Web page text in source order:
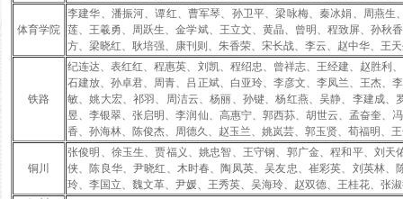
体育学院
李建华、潘振河、谭红、曹军琴、孙卫平、梁咏梅、秦冰娟、周燕
莲、王羲勇、周跃生、金学斌、王立文、黄晶、曾明、程致屏、孙秋
方、梁晓红、耿培强、康刊则、朱香荣、宋长战、李云、赵中华、王
铁路
纪连达、表红红、程惠英、刘凯、程绍忠、曾祥志、王经建、赵胜利
石建放、孙卓君、周青、吕正斌、白亚玲、李彦文、李凤兰、王杰、
敏、姚大宏、祁羽、周洁云、杨丽、孙键、杨红燕、吴静、李建成
昱、李银翠、张启明、李润仙、高惠宁、郭西荪、胡世云、孟奋奎、
香、孙海林、陈俊杰、周德久、赵玉兰、姚岚芸、郭玉贤、荀福明、
铜川
张俊明、徐玉生、贾福义、姚忠智、王守钢、郭广金、程和平、刘
侠、陈良华、尹晓红、木时春、陶凤英、吴友忠、崔彩英、刘英林
玲、李国立、魏文革、尹媛、王秀英、吴海玲、赵双德、王桂花、张